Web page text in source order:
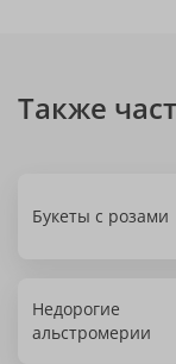
Также
Букеты с розами
Недорогие
альстромерии